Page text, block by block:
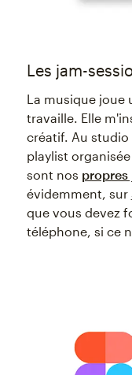
Les jam-
La musique joue
travaille. Elle
créatif. Au studio
playlist
sont nos propres
évidemment, sur
que vous devez
téléphone, si ce